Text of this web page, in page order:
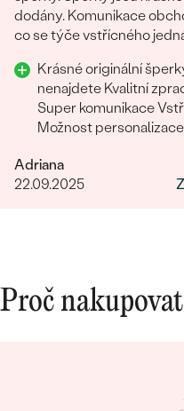
dodány. Komunikace
co se týče vstřícného jednání ohledně
doporučuji
Krásné originální
nenajdete Kvalitní
Super komunikace
Možnost
Adriana
22.09.2025
Proč